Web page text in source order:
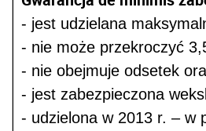
- jest udzielana
- nie może przekroczyć
- nie obejmuje odsetek
- jest zabezpieczona
- udzielona w 2013 r. – w